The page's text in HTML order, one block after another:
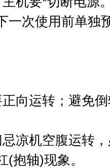
一次使用前单独
向运转；避免倒
机空腹运转，
(抱轴)现象。